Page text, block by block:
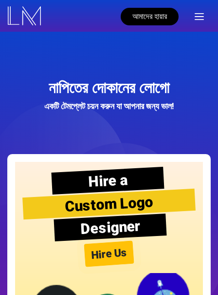
আমাদের হায়ার
নাপিতের দোকানের লোগো
একটি টেমপ্লেট চয়ন করুন যা আপনার জন্য ভাল!
Hire a
Custom Logo
Designer
Hire Us